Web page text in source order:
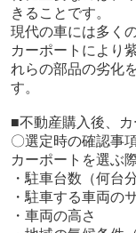
きることです。
現代の車には多く
カーポートにより
れらの部品の劣化
す。
■不動産購入後、
〇選定時の確認事
カーポートを選ぶ
・駐車台数（何台
・駐車する車両の
・車両の高さ